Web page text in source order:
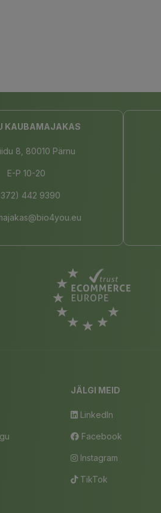
KAUBAMAJAKAS
8, 80010 Pärnu
E-P 10-20
442 9390
JÄLGI MEID
LinkedIn
Facebook
Instagram
TikTok